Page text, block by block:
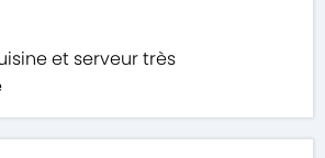
et serveur très